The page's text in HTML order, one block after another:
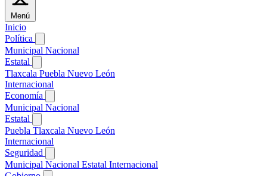
Menú
Inicio
Política
Municipal Nacional
Estatal
Tlaxcala Puebla Nuevo León
Internacional
Economía
Municipal Nacional
Estatal
Puebla Tlaxcala Nuevo León
Internacional
Seguridad
Municipal Nacional Estatal Internacional